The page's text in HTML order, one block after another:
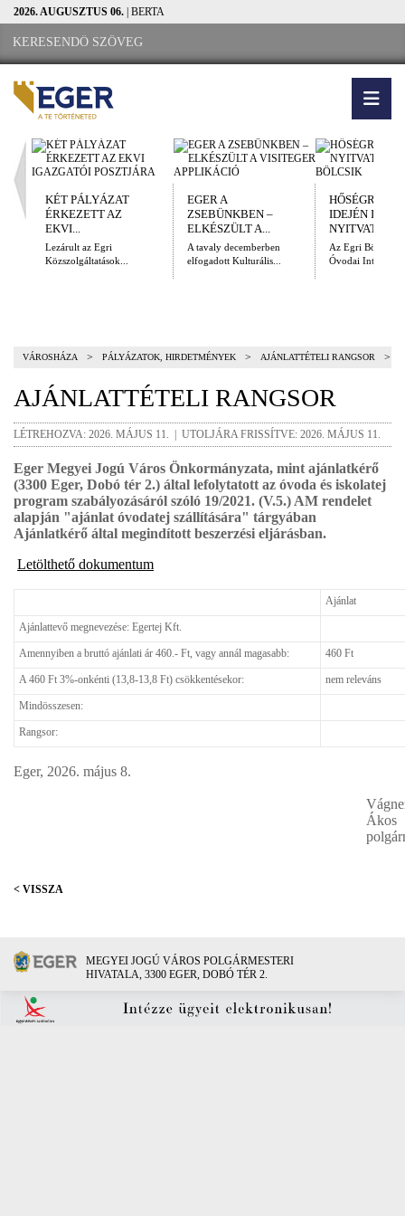
2026. AUGUSZTUS 06. | BERTA
KÉT PÁLYÁZAT
ÉRKEZETT AZ
EKVI...
Lezárult az Egri
Közszolgáltatások...
EGER A
ZSEBÜNKBEN –
ELKÉSZÜLT A...
A tavaly decemberben
elfogadott Kulturális...
HŐSÉGRIADÓ
IDEJÉN IS
Az Egri Bölcsődei
Óvodai
VÁROSHÁZA > PÁLYÁZATOK, HIRDETMÉNYEK > AJÁNLATTÉTELI RANGSOR >
AJÁNLATTÉTELI RANGSOR
LÉTREHOZVA: 2026. MÁJUS 11. | UTOLJÁRA FRISSÍTVE: 2026. MÁJUS 11.
Eger Megyei Jogú Város Önkormányzata, mint ajánlatkérő
(3300 Eger, Dobó tér 2.) által lefolytatott az óvoda és iskolatej
program szabályozásáról szóló 19/2021. (V.5.) AM rendelet
alapján "ajánlat óvodatej szállítására" tárgyában
Ajánlatkérő által megindított beszerzési eljárásban.
Letölthető dokumentum
Ajánlat
Ajánlattevő megnevezése: Egertej Kft.
Amennyiben a bruttó ajánlati ár 460.- Ft, vagy annál magasabb: 460 Ft
A 460 Ft 3%-onkénti (13,8-13,8 Ft) csökkentésekor: nem releváns
Mindösszesen:
Rangsor:
Eger, 2026. május 8.
Ákos
< VISSZA
MEGYEI JOGÚ VÁROS POLGÁRMESTERI
HIVATALA, 3300 EGER, DOBÓ TÉR 2.